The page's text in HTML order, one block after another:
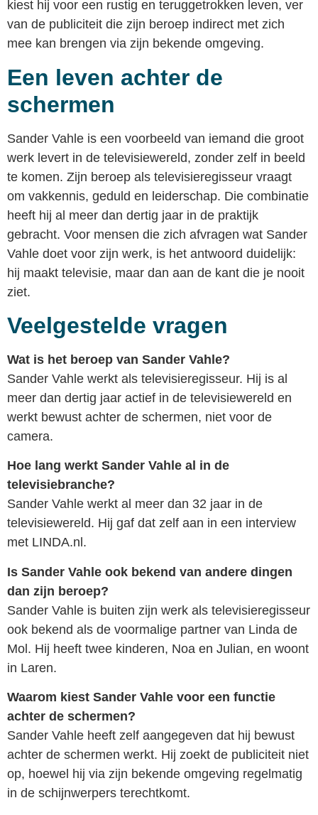
kiest hij voor een rustig en teruggetrokken leven, ver
van de publiciteit die zijn beroep indirect met zich
mee kan brengen via zijn bekende omgeving.
Een leven achter de
schermen
Sander Vahle is een voorbeeld van iemand die groot
werk levert in de televisiewereld, zonder zelf in beeld
te komen. Zijn beroep als televisieregisseur vraagt
om vakkennis, geduld en leiderschap. Die combinatie
heeft hij al meer dan dertig jaar in de praktijk
gebracht. Voor mensen die zich afvragen wat Sander
Vahle doet voor zijn werk, is het antwoord duidelijk:
hij maakt televisie, maar dan aan de kant die je nooit
ziet.
Veelgestelde vragen
Wat is het beroep van Sander Vahle?
Sander Vahle werkt als televisieregisseur. Hij is al
meer dan dertig jaar actief in de televisiewereld en
werkt bewust achter de schermen, niet voor de
camera.
Hoe lang werkt Sander Vahle al in de
televisiebranche?
Sander Vahle werkt al meer dan 32 jaar in de
televisiewereld. Hij gaf dat zelf aan in een interview
met LINDA.nl.
Is Sander Vahle ook bekend van andere dingen
dan zijn beroep?
Sander Vahle is buiten zijn werk als televisieregisseur
ook bekend als de voormalige partner van Linda de
Mol. Hij heeft twee kinderen, Noa en Julian, en woont
in Laren.
Waarom kiest Sander Vahle voor een functie
achter de schermen?
Sander Vahle heeft zelf aangegeven dat hij bewust
achter de schermen werkt. Hij zoekt de publiciteit niet
op, hoewel hij via zijn bekende omgeving regelmatig
in de schijnwerpers terechtkomt.